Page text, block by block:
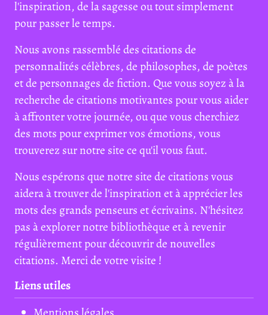
l'inspiration, de la sagesse ou tout simplement
pour passer le temps.
Nous avons rassemblé des citations de
personnalités célèbres, de philosophes, de poètes
et de personnages de fiction. Que vous soyez à la
recherche de citations motivantes pour vous aider
à affronter votre journée, ou que vous cherchiez
des mots pour exprimer vos émotions, vous
trouverez sur notre site ce qu'il vous faut.
Nous espérons que notre site de citations vous
aidera à trouver de l'inspiration et à apprécier les
mots des grands penseurs et écrivains. N'hésitez
pas à explorer notre bibliothèque et à revenir
régulièrement pour découvrir de nouvelles
citations. Merci de votre visite !
Liens utiles